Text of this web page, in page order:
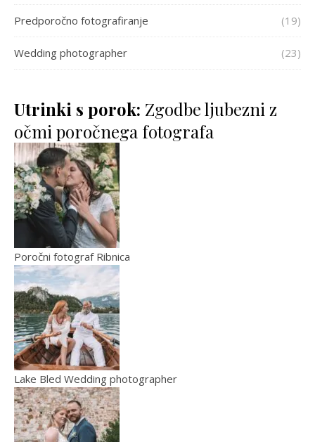
Predporočno fotografiranje (19)
Wedding photographer (23)
Utrinki s porok: Zgodbe ljubezni z
očmi poročnega fotografa
Poročni fotograf Ribnica
Lake Bled Wedding photographer